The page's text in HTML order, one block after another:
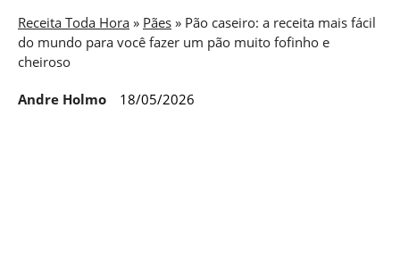
Receita Toda Hora » Pães » Pão caseiro: a receita mais fácil
do mundo para você fazer um pão muito fofinho e
cheiroso
Andre Holmo 18/05/2026